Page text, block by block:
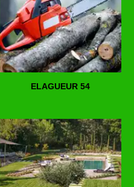
ELAGUEUR 54